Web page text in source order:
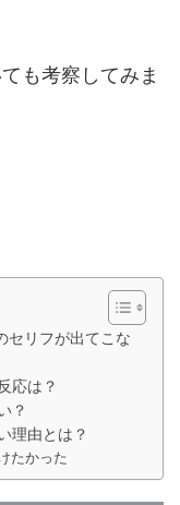
も考察してみま
セリフが出てこな
応は？
？
理由とは？
たかった